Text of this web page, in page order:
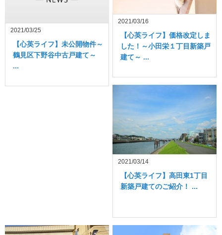
2021/03/25
【心英ライフ】未公開物件～
鶴見区下野谷中古戸建て～
...
2021/03/16
【心英ライフ】価格改定しま
した！～小田栄１丁目新築戸
建て～ ...
2021/03/14
【心英ライフ】高田東1丁目
新築戸建てのご紹介！ ...